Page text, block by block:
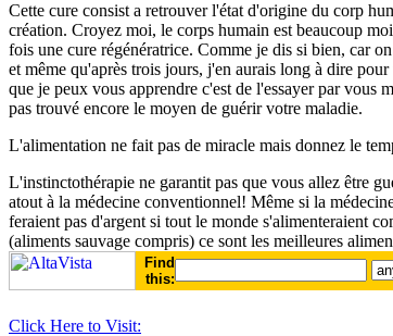
Cette cure consist a retrouver l'état d'origine du corp
création. Croyez moi, le corps humain est beaucoup
fois une cure régénératrice. Comme je dis si bien, car
et même qu'après trois jours, j'en aurais long à dire
que je peux vous apprendre c'est de l'essayer par vous
pas trouvé encore le moyen de guérir votre maladie.
L'alimentation ne fait pas de miracle mais donnez le
L'instinctothérapie ne garantit pas que vous allez être
atout à la médecine conventionnel! Même si la
feraient pas d'argent si tout le monde s'alimenteraient
(aliments sauvage compris) ce sont les meilleures
Find
this:
Click Here to Visit: